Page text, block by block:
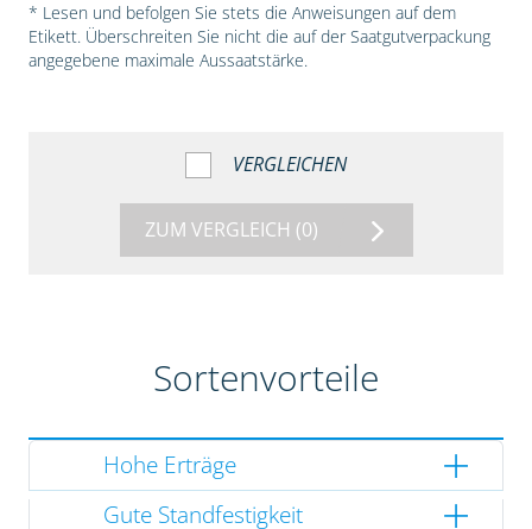
* Lesen und befolgen Sie stets die Anweisungen auf dem
Etikett. Überschreiten Sie nicht die auf der Saatgutverpackung
angegebene maximale Aussaatstärke.
VERGLEICHEN
ZUM VERGLEICH (0)
Sortenvorteile
Hohe Erträge
Gute Standfestigkeit